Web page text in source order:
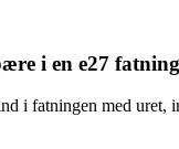
i en e27
i fatningen med uret,